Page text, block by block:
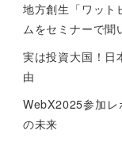
地方創生「ワット
ムをセミナーで聞
実は投資大国！日
由
WebX2025参加レ
の未来